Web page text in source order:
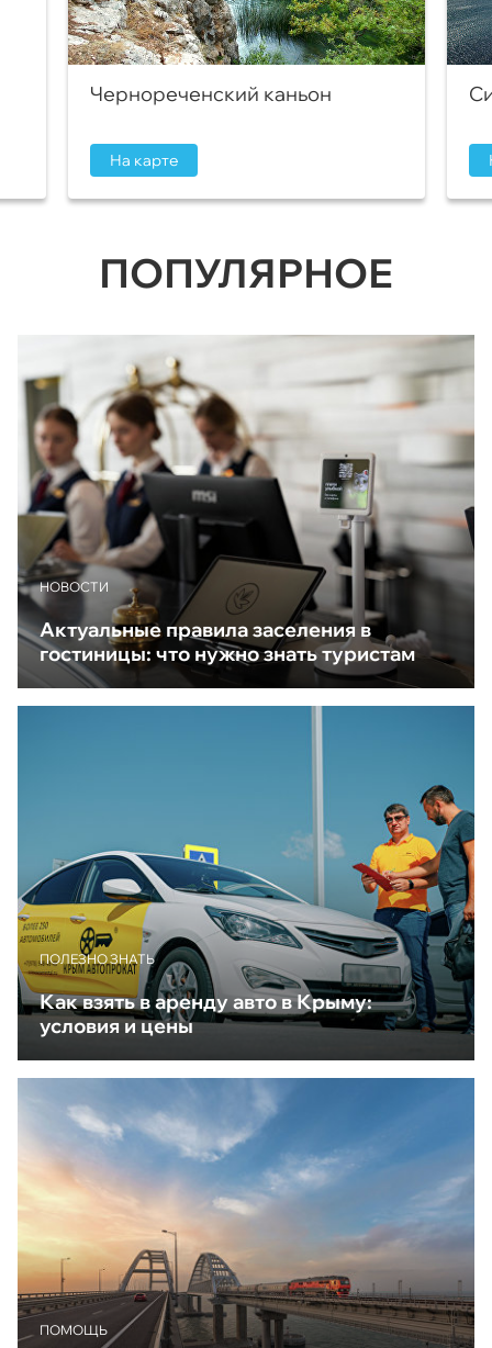
Чернореченский каньон
На карте
ПОПУЛЯРНОЕ
НОВОСТИ
Актуальные правила заселения в
гостиницы: что нужно знать туристам
ПОЛЕЗНО ЗНАТЬ
Как взять в аренду авто в Крыму:
условия и цены
ПОМОЩЬ